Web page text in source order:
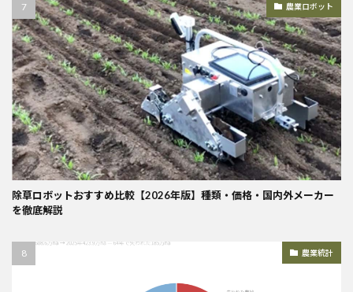
農業ロボット
除草ロボットおすすめ比較【2026年版】種類・価格・国内外メーカー
を徹底解説
農業統計